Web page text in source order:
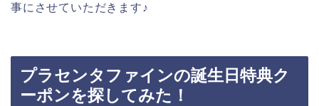
事にさせていただきます♪
プラセンタファインの誕生日特典ク
ーポンを探してみた！